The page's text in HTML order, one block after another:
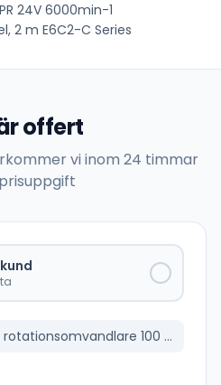
24V 6000min-1
2 m E6C2-C Series
offert
vi inom 24 timmar
Omron Inkrementell rotationsomvandlare 100 PPR 24V (E6C2CWZ6C100PR2MOMS)